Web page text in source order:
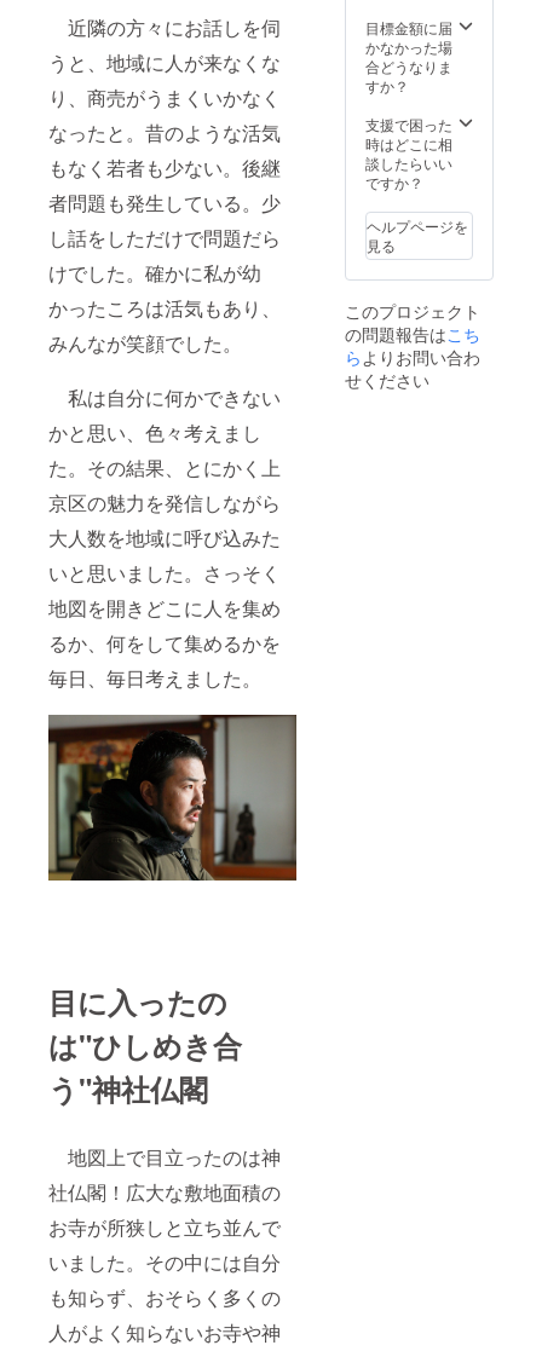
近隣の方々にお話しを伺
うと、地域に人が来なくな
り、商売がうまくいかなく
なったと。昔のような活気
もなく若者も少ない。後継
者問題も発生している。少
し話をしただけで問題だら
けでした。確かに私が幼
かったころは活気もあり、
みんなが笑顔でした。
私は自分に何かできない
かと思い、色々考えまし
た。その結果、とにかく上
京区の魅力を発信しながら
大人数を地域に呼び込みた
いと思いました。さっそく
地図を開きどこに人を集め
るか、何をして集めるかを
毎日、毎日考えました。
目に入ったの
は"ひしめき合
う"神社仏閣
地図上で目立ったのは神
社仏閣！広大な敷地面積の
お寺が所狭しと立ち並んで
いました。その中には自分
も知らず、おそらく多くの
人がよく知らないお寺や神
目標金額に届
かなかった場
合どうなりま
すか？
支援で困った
時はどこに相
談したらいい
ですか？
ヘルプページを
見る
このプロジェクト
の問題報告はこち
ら よりお問い合わ
せください